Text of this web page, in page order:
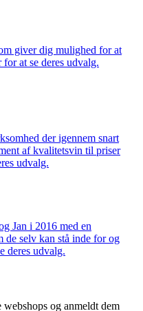
giver dig mulighed for at
at se deres udvalg.
der igennem snart
af kvalitetsvin til priser
udvalg.
Jan i 2016 med en
de selv kan stå inde for og
deres udvalg.
og anmeldt dem